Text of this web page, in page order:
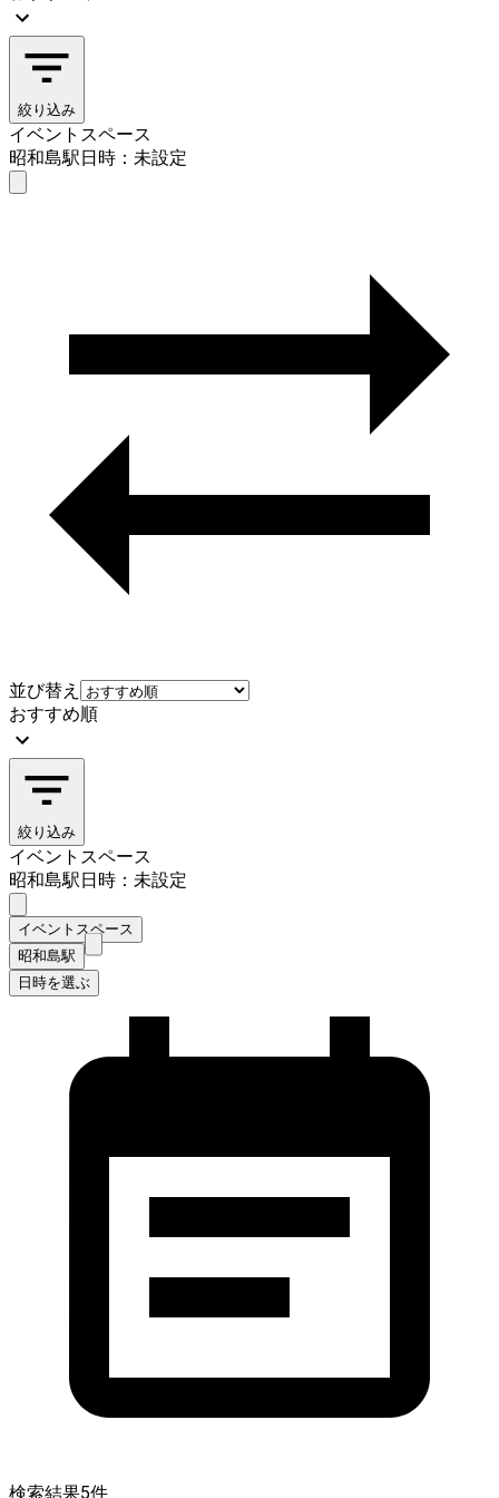
絞り込み
イベントスペース
昭和島駅日時：未設定
並び替え
おすすめ順
絞り込み
イベントスペース
昭和島駅日時：未設定
イベントスペース
昭和島駅
日時を選ぶ
検索結果5件